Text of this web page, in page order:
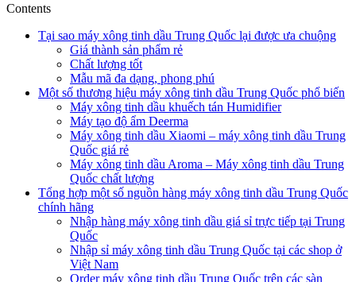
Contents
Tại sao máy xông tinh dầu Trung Quốc lại được ưa chuộng
Giá thành sản phẩm rẻ
Chất lượng tốt
Mẫu mã đa dạng, phong phú
Một số thương hiệu máy xông tinh dầu Trung Quốc phổ biến
Máy xông tinh dầu khuếch tán Humidifier
Máy tạo độ ẩm Deerma
Máy xông tinh dầu Xiaomi – máy xông tinh dầu Trung
Quốc giá rẻ
Máy xông tinh dầu Aroma – Máy xông tinh dầu Trung
Quốc chất lượng
Tổng hợp một số nguồn hàng máy xông tinh dầu Trung Quốc
chính hãng
Nhập hàng máy xông tinh dầu giá sỉ trực tiếp tại Trung
Quốc
Nhập sỉ máy xông tinh dầu Trung Quốc tại các shop ở
Việt Nam
Order máy xông tinh dầu Trung Quốc trên các sàn